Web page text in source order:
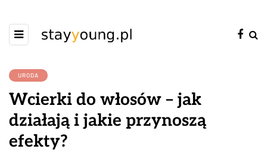
URODA
Wcierki do włosów – jak
działają i jakie przynoszą
efekty?